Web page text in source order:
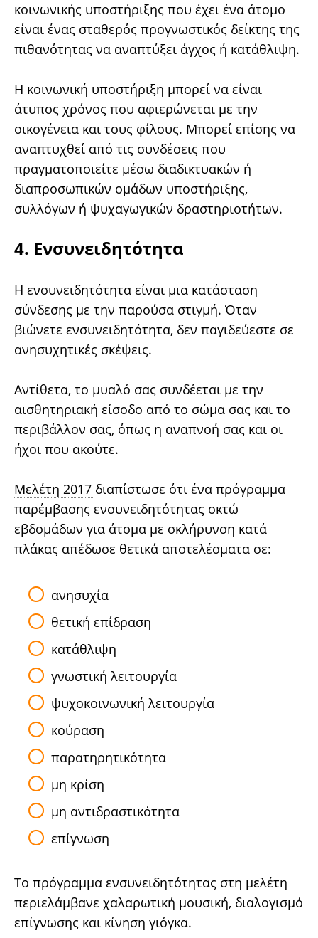
κοινωνικής υποστήριξης που έχει ένα άτομο
είναι ένας σταθερός προγνωστικός δείκτης της
πιθανότητας να αναπτύξει άγχος ή κατάθλιψη.
Η κοινωνική υποστήριξη μπορεί να είναι
άτυπος χρόνος που αφιερώνεται με την
οικογένεια και τους φίλους. Μπορεί επίσης να
αναπτυχθεί από τις συνδέσεις που
πραγματοποιείτε μέσω διαδικτυακών ή
διαπροσωπικών ομάδων υποστήριξης,
συλλόγων ή ψυχαγωγικών δραστηριοτήτων.
4. Ενσυνειδητότητα
Η ενσυνειδητότητα είναι μια κατάσταση
σύνδεσης με την παρούσα στιγμή. Όταν
βιώνετε ενσυνειδητότητα, δεν παγιδεύεστε σε
ανησυχητικές σκέψεις.
Αντίθετα, το μυαλό σας συνδέεται με την
αισθητηριακή είσοδο από το σώμα σας και το
περιβάλλον σας, όπως η αναπνοή σας και οι
ήχοι που ακούτε.
Μελέτη 2017 διαπίστωσε ότι ένα πρόγραμμα
παρέμβασης ενσυνειδητότητας οκτώ
εβδομάδων για άτομα με σκλήρυνση κατά
πλάκας απέδωσε θετικά αποτελέσματα σε:
ανησυχία
θετική επίδραση
κατάθλιψη
γνωστική λειτουργία
ψυχοκοινωνική λειτουργία
κούραση
παρατηρητικότητα
μη κρίση
μη αντιδραστικότητα
επίγνωση
Το πρόγραμμα ενσυνειδητότητας στη μελέτη
περιελάμβανε χαλαρωτική μουσική, διαλογισμό
επίγνωσης και κίνηση γιόγκα.